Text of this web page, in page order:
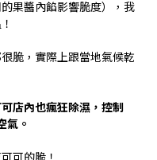
果醬內餡影響脆度），我
脆，實際上跟當地氣候乾
店內也瘋狂除濕，控制
氣。